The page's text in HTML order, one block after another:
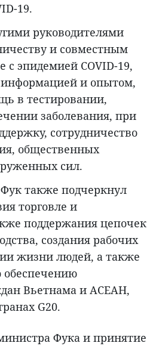
19.
руководителями
и совместным
с эпидемией COVID-19,
и опытом,
в тестировании,
заболевания, при
сотрудничество
общественных
сил.
также подчеркнул
торговле и
поддержания цепочек
создания рабочих
жизни людей, а также
обеспечению
Вьетнама и АСЕАН,
G20.
Фука и принятие